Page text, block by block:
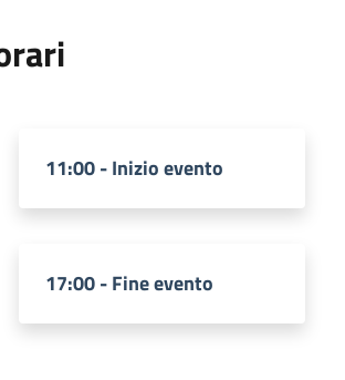
11:00 - Inizio evento
17:00 - Fine evento